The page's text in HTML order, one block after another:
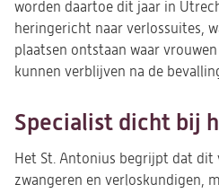
worden daartoe dit jaar in
heringericht naar verlossuites,
plaatsen ontstaan waar
kunnen verblijven na de
Specialist dicht bij
Het St. Antonius begrijpt dat dit
zwangeren en verloskundigen,